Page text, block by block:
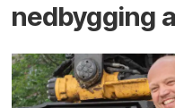
ned­bygging